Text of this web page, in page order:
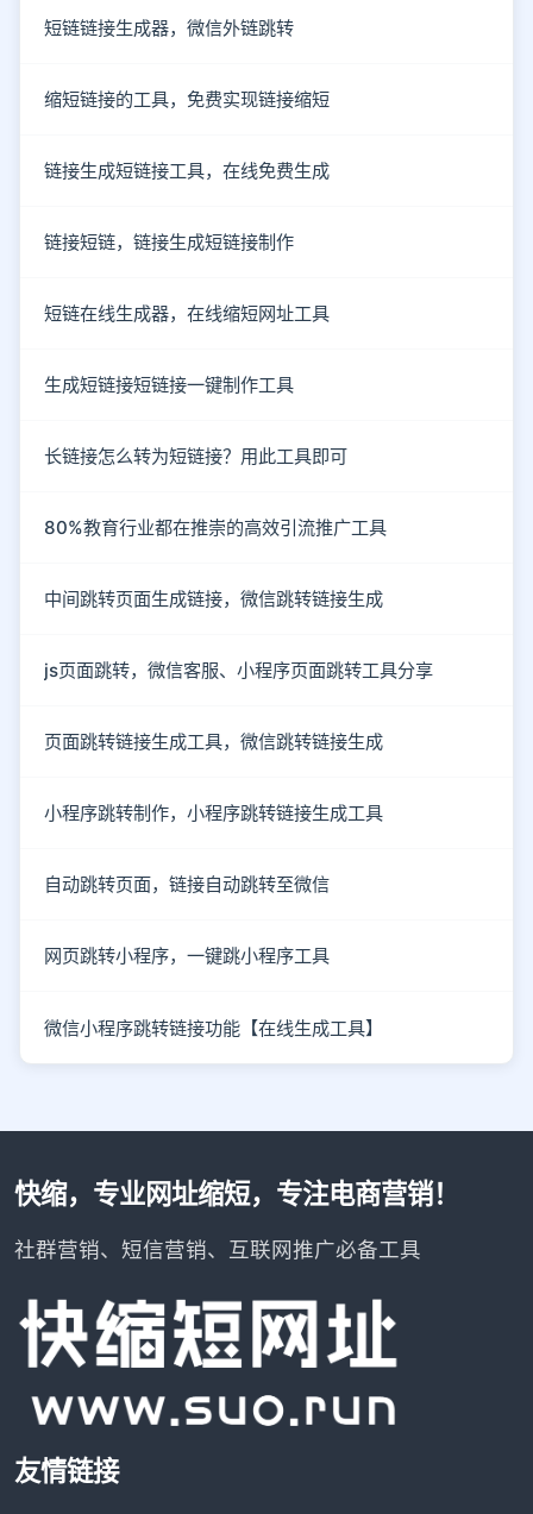
短链链接生成器，微信外链跳转
缩短链接的工具，免费实现链接缩短
链接生成短链接工具，在线免费生成
链接短链，链接生成短链接制作
短链在线生成器，在线缩短网址工具
生成短链接短链接一键制作工具
长链接怎么转为短链接？用此工具即可
80%教育行业都在推崇的高效引流推广工具
中间跳转页面生成链接，微信跳转链接生成
js页面跳转，微信客服、小程序页面跳转工具分享
页面跳转链接生成工具，微信跳转链接生成
小程序跳转制作，小程序跳转链接生成工具
自动跳转页面，链接自动跳转至微信
网页跳转小程序，一键跳小程序工具
微信小程序跳转链接功能【在线生成工具】
快缩，专业网址缩短，专注电商营销！
社群营销、短信营销、互联网推广必备工具
友情链接